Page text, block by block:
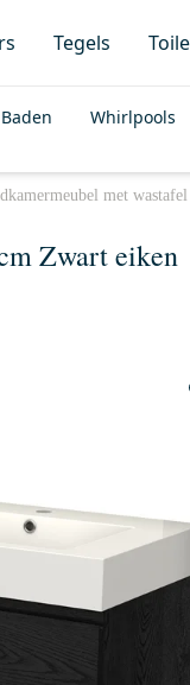
Tegels
Baden Whirlpools
met
Zwart eiken